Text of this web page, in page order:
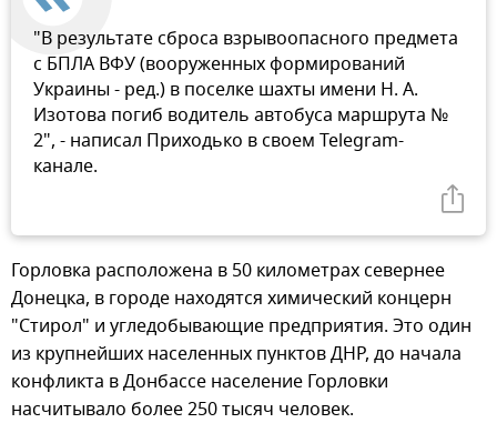
"В результате сброса взрывоопасного предмета
с БПЛА ВФУ (вооруженных формирований
Украины - ред.) в поселке шахты имени Н. А.
Изотова погиб водитель автобуса маршрута №
2", - написал Приходько в своем Telegram-
канале.
Горловка расположена в 50 километрах севернее
Донецка, в городе находятся химический концерн
"Стирол" и угледобывающие предприятия. Это один
из крупнейших населенных пунктов ДНР, до начала
конфликта в Донбассе население Горловки
насчитывало более 250 тысяч человек.